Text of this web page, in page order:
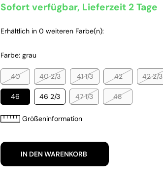
Sofort verfügbar, Lieferzeit 2 Tage
Erhältlich in 0 weiteren Farbe(n):
Farbe: grau
40 40 2/3 41 1/3 42 42 2/3
46 46 2/3 47 1/3 48
Größeninformation
IN DEN WARENKORB